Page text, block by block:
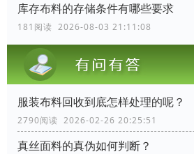
库存布料的存储条件有哪些要求
181阅读 2026-08-03 21:11:08
服装布料回收到底怎样处理的呢？
2790阅读 2026-02-26 20:25:51
真丝面料的真伪如何判断？